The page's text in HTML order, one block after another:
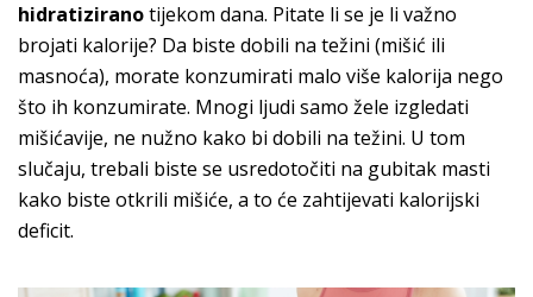
hidratiziranotijekom dana. Pitate li se je li važno
brojati kalorije? Da biste dobili na težini (mišić ili
masnoća), morate konzumirati malo više kalorija nego
što ih konzumirate. Mnogi ljudi samo žele izgledati
mišićavije, ne nužno kako bi dobili na težini. U tom
slučaju, trebali biste se usredotočiti na gubitak masti
kako biste otkrili mišiće, a to će zahtijevati kalorijski
deficit.